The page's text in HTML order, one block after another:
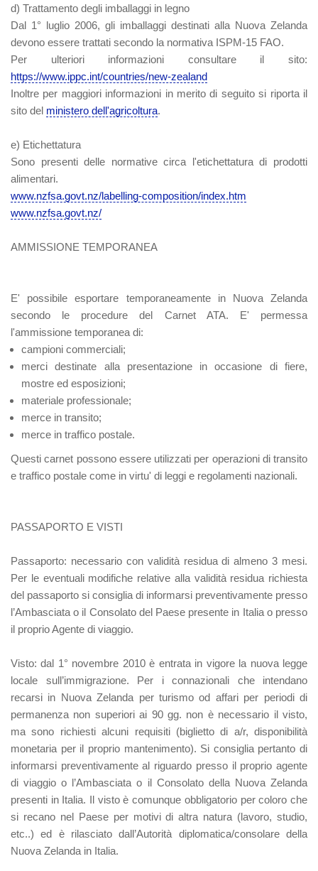
d) Trattamento degli imballaggi in legno
Dal 1° luglio 2006, gli imballaggi destinati alla Nuova Zelanda
devono essere trattati secondo la normativa ISPM-15 FAO.
Per ulteriori informazioni consultare il sito:
https://www.ippc.int/countries/new-zealand
Inoltre per maggiori informazioni in merito di seguito si riporta il
sito del ministero dell'agricoltura.
e) Etichettatura
Sono presenti delle normative circa l'etichettatura di prodotti
alimentari.
www.nzfsa.govt.nz/labelling-composition/index.htm
www.nzfsa.govt.nz/
AMMISSIONE TEMPORANEA
E' possibile esportare temporaneamente in Nuova Zelanda
secondo le procedure del Carnet ATA. E' permessa
l'ammissione temporanea di:
campioni commerciali;
merci destinate alla presentazione in occasione di fiere,
mostre ed esposizioni;
materiale professionale;
merce in transito;
merce in traffico postale.
Questi carnet possono essere utilizzati per operazioni di transito
e traffico postale come in virtu' di leggi e regolamenti nazionali.
PASSAPORTO E VISTI
Passaporto: necessario con validità residua di almeno 3 mesi.
Per le eventuali modifiche relative alla validità residua richiesta
del passaporto si consiglia di informarsi preventivamente presso
l’Ambasciata o il Consolato del Paese presente in Italia o presso
il proprio Agente di viaggio.
Visto: dal 1° novembre 2010 è entrata in vigore la nuova legge
locale sull’immigrazione. Per i connazionali che intendano
recarsi in Nuova Zelanda per turismo od affari per periodi di
permanenza non superiori ai 90 gg. non è necessario il visto,
ma sono richiesti alcuni requisiti (biglietto di a/r, disponibilità
monetaria per il proprio mantenimento). Si consiglia pertanto di
informarsi preventivamente al riguardo presso il proprio agente
di viaggio o l’Ambasciata o il Consolato della Nuova Zelanda
presenti in Italia. Il visto è comunque obbligatorio per coloro che
si recano nel Paese per motivi di altra natura (lavoro, studio,
etc..) ed è rilasciato dall’Autorità diplomatica/consolare della
Nuova Zelanda in Italia.